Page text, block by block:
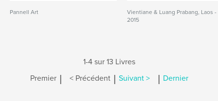
Pannell Art
Vientiane & Luang Prabang, Laos -
2015
1-4 sur 13 Livres
Premier | < Précédent | Suivant > | Dernier